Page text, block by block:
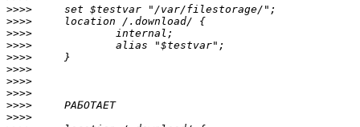
>>>>
>>>>
>>>>
>>>>
>>>>
>>>>
>>>>
>>>>
>>>>
>>>>